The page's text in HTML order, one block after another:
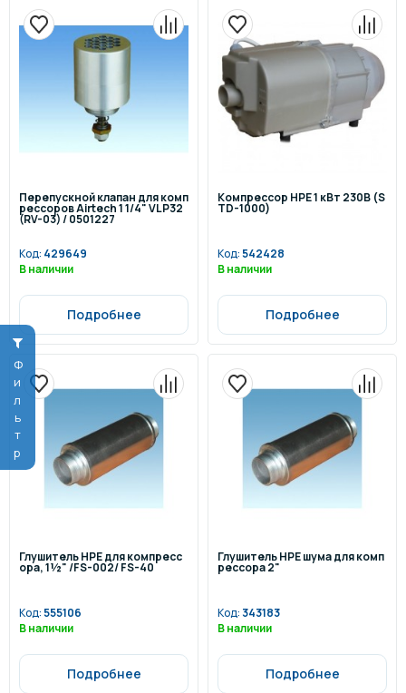
Фильтр
Перепускной клапан для комп
рессоров Airtech 1 1/4" VLP32
(RV-03) / 0501227
Код: 429649
В наличии
Подробнее
Компрессор HPE 1 кВт 230В (S
TD-1000)
Код:542428
В наличии
Подробнее
Глушитель HPE для компресс
ора, 1½" /FS-002/ FS-40
Код:555106
В наличии
Подробнее
Глушитель HPE шума для комп
рессора 2"
Код: 343183
В наличии
Подробнее